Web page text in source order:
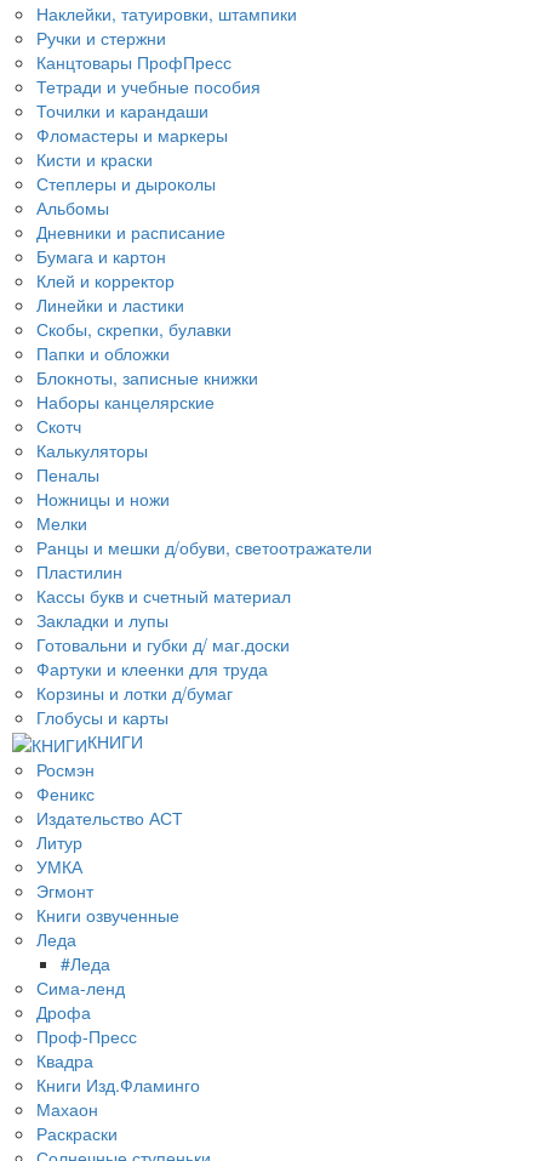
Наклейки, татуировки, штампики
Ручки и стержни
Канцтовары ПрофПресс
Тетради и учебные пособия
Точилки и карандаши
Фломастеры и маркеры
Кисти и краски
Степлеры и дыроколы
Альбомы
Дневники и расписание
Бумага и картон
Клей и корректор
Линейки и ластики
Скобы, скрепки, булавки
Папки и обложки
Блокноты, записные книжки
Наборы канцелярские
Скотч
Калькуляторы
Пеналы
Ножницы и ножи
Мелки
Ранцы и мешки д/обуви, светоотражатели
Пластилин
Кассы букв и счетный материал
Закладки и лупы
Готовальни и губки д/ маг.доски
Фартуки и клеенки для труда
Корзины и лотки д/бумаг
Глобусы и карты
КНИГИ
Росмэн
Феникс
Издательство АСТ
Литур
УМКА
Эгмонт
Книги озвученные
Леда
#Леда
Сима-ленд
Дрофа
Проф-Пресс
Квадра
Книги Изд.Фламинго
Махаон
Раскраски